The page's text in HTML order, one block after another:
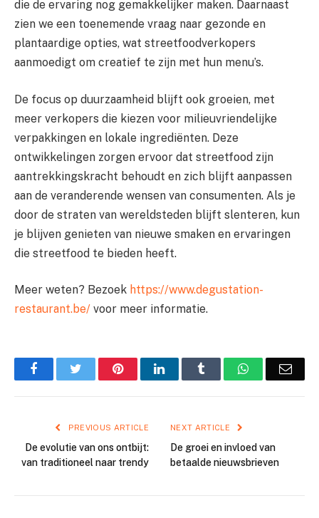
die de ervaring nog gemakkelijker maken. Daarnaast
zien we een toenemende vraag naar gezonde en
plantaardige opties, wat streetfoodverkopers
aanmoedigt om creatief te zijn met hun menu’s.
De focus op duurzaamheid blijft ook groeien, met
meer verkopers die kiezen voor milieuvriendelijke
verpakkingen en lokale ingrediënten. Deze
ontwikkelingen zorgen ervoor dat streetfood zijn
aantrekkingskracht behoudt en zich blijft aanpassen
aan de veranderende wensen van consumenten. Als je
door de straten van wereldsteden blijft slenteren, kun
je blijven genieten van nieuwe smaken en ervaringen
die streetfood te bieden heeft.
Meer weten? Bezoek https://www.degustation-
restaurant.be/ voor meer informatie.
FacebookTwitter PinterestLinkedIn Tumblr WhatsApp
PREVIOUS ARTICLE
De evolutie van ons ontbijt:
van traditioneel naar trendy
NEXT ARTICLE
De groei en invloed van
betaalde nieuwsbrieven